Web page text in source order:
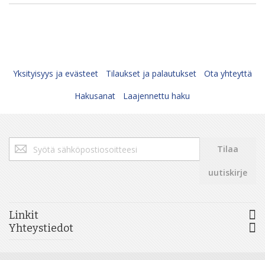
Yksityisyys ja evästeet Tilaukset ja palautukset
Ota yhteyttä
Hakusanat
Laajennettu haku
Tilaa
uutiskirjeemme:
Tilaa
uutiskirje
Linkit
Yhteystiedot